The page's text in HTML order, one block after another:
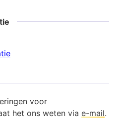
voor
het ons weten via e-mail.